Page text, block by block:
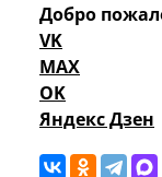
Добро
VK
MAX
OK
Яндекс Дзен